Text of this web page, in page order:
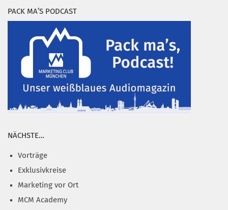
PACK MA’S PODCAST
NÄCHSTE…
Vorträge
Exklusivkreise
Marketing vor Ort
MCM Academy